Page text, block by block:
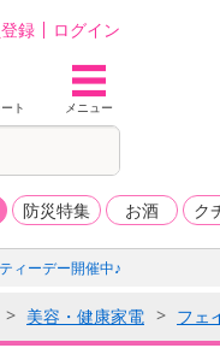
録 ログイン
ト メニュー
防災特集 お酒 ク
ィーデー開催中♪
美容・健康家電 フェ